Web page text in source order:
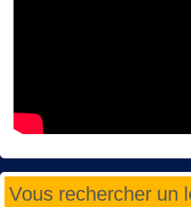
Vous rechercher un